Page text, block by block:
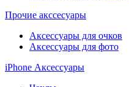
Прочие акссесуары
Аксессуары для очков
Аксессуары для фото
iPhone Аксессуары